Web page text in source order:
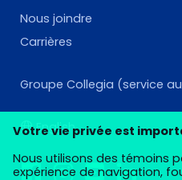
Nous joindre
Carrières
Groupe Collegia (service
English
Votre vie privée est
Nous utilisons des témoins
expérience de navigation,